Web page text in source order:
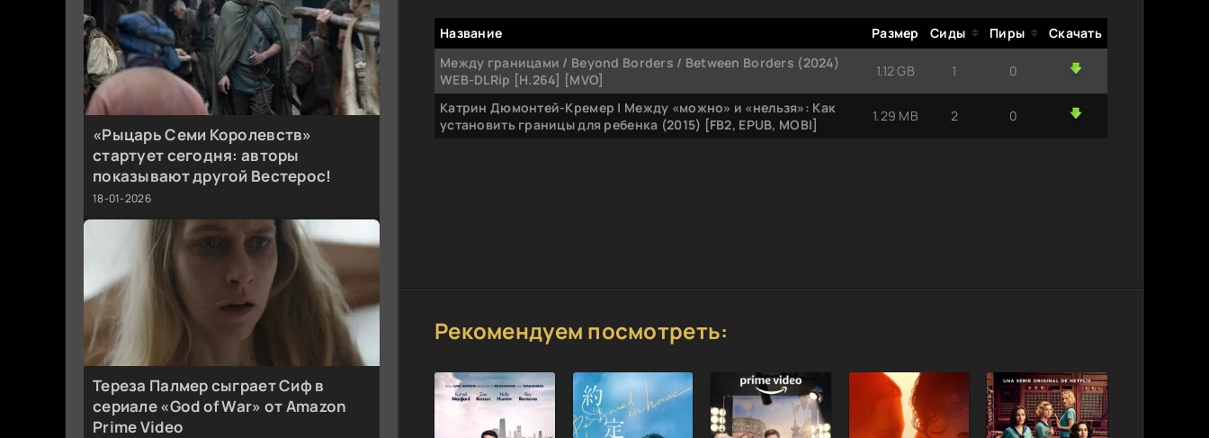
«Рыцарь Семи Королевств»
стартует сегодня: авторы
показывают другой Вестерос!
18-01-2026
Тереза Палмер сыграет Сиф в
сериале «God of War» от Amazon
Prime Video
Название Размер Сиды Пиры
Скачать
Между границами / Beyond Borders / Between Borders (2024)
WEB-DLRip [H.264] [MVO]
1.12 GB 1 0
Катрин Дюмонтей-Кремер | Между «можно» и «нельзя»: Как
установить границы для ребенка (2015) [FB2, EPUB, MOBI]
1.29 MB 2 0
Рекомендуем посмотреть: